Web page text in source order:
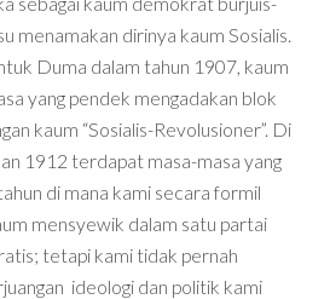
menamakan dirinya kaum Sosialis.
Duma dalam tahun 1907, kaum
yang pendek mengadakan blok
kaum “Sosialis-Revolusioner”. Di
1912 terdapat masa-masa yang
di mana kami secara formil
mensyewik dalam satu partai
tetapi kami tidak pernah
ideologi dan politik kami